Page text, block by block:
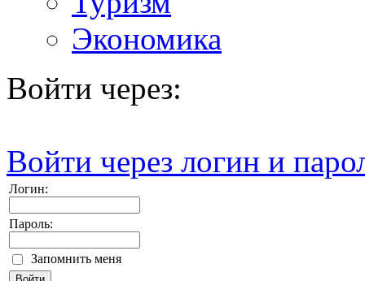
Экономика
Войти через:
Войти через логин и
Логин:
Пароль:
Запомнить меня